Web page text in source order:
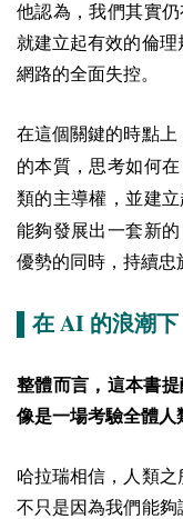
他認為，我們其實
就建立起有效的倫
網路的全面失控。
在這個關鍵的時點上
的本質，思考如何在
類的主導權，並建
能夠發展出一套新
優勢的同時，持續忠
▌在 AI 的浪潮
整體而言，這本書
像是一場考驗全體人
哈拉瑞相信，人類之
不只是因為我們能